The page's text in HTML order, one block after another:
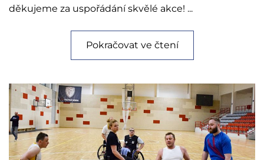
děkujeme za uspořádání skvělé akce! ...
Pokračovat ve čtení